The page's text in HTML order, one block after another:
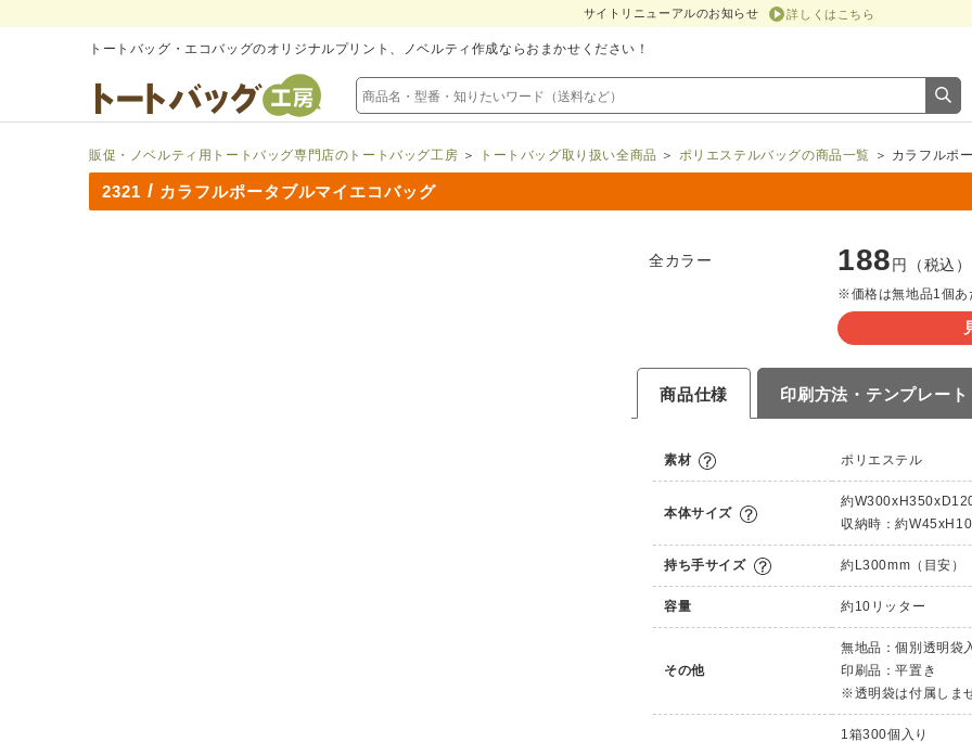
サイトリニューアルのお知らせ 詳しくはこちら
トートバッグ・エコバッグのオリジナルプリント、ノベルティ作成ならおまかせください！
販促・ノベルティ用トートバッグ専門店のトートバッグ工房 ＞ トートバッグ取り扱い全商品 ＞ ポリエステルバッグの商品一覧 ＞ カラフルポ
2321 / カラフルポータブルマイエコバッグ
全カラー 188円（税込
※価格は無地品1個あ
商品仕様 印刷方法・ テンプレート
素材 ポリエステル
本体サイズ
約
収納時：約
持ち手サイズ 約L300mm（目安）
容量 約10リッター
その他
無地品：個別透明袋
印刷品：平置き
※透明袋は付属しま
1箱300個入り